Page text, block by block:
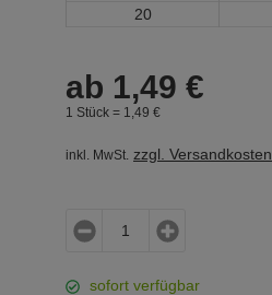
20
ab 1,49 €
1 Stück = 1, 49 €
inkl. MwSt. zzgl. Versandkosten
sofort verfügbar